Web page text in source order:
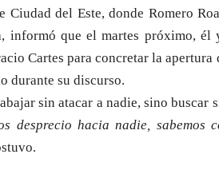
del Este, donde Romero
informó que el martes próximo, él
Cartes para concretar la apertura
durante su discurso.
sin atacar a nadie, sino buscar
desprecio hacia nadie, sabemos